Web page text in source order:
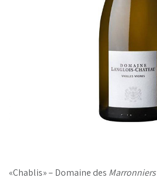
«Chablis» – Domaine des Marronniers